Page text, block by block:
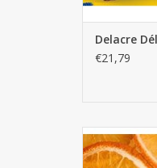
Delacre
€21,79
Tranches